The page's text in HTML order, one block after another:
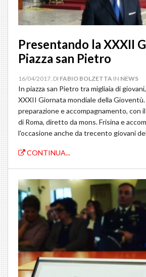
Presentando la XXXII
Piazza san Pietro
16/04/2017, DI FABIO BOLZETTA IN NEWS
In piazza san Pietro tra migliaia di
XXXII Giornata mondiale della
preparazione e accompagnamento, con
di Roma, diretto da mons. Frisina e
l'occasione anche da trecento giovani
CONTINUA...